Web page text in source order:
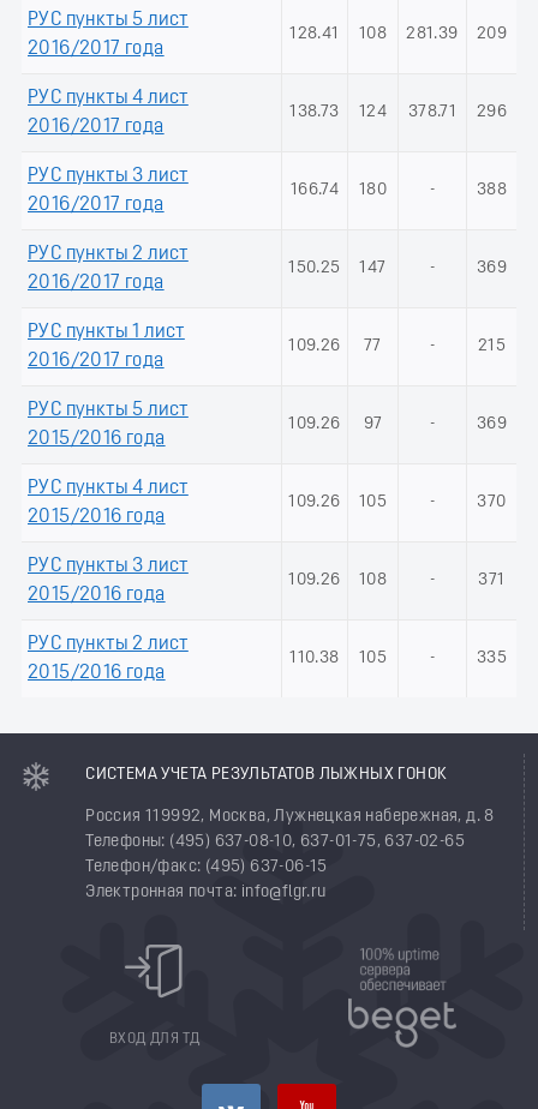
РУС пункты 5 лист
2016/2017 года
128.41 108 281.39 209
РУС пункты 4 лист
2016/2017 года
138.73 124 378.71 296
РУС пункты 3 лист
2016/2017 года
166.74 180 - 388
РУС пункты 2 лист
2016/2017 года
150.25 147 - 369
РУС пункты 1 лист
2016/2017 года
109.26 77 - 215
РУС пункты 5 лист
2015/2016 года
109.26 97 - 369
РУС пункты 4 лист
2015/2016 года
109.26 105 - 370
РУС пункты 3 лист
2015/2016 года
109.26 108 - 371
РУС пункты 2 лист
2015/2016 года
110.38 105 - 335
СИСТЕМА УЧЕТА РЕЗУЛЬТАТОВ ЛЫЖНЫХ ГОНОК
Россия 119992, Москва, Лужнецкая набережная, д. 8
Телефоны: (495) 637-08-10, 637-01-75, 637-02-65
Телефон/факс: (495) 637-06-15
Электронная почта: info@flgr.ru
ВХОД ДЛЯ ТД